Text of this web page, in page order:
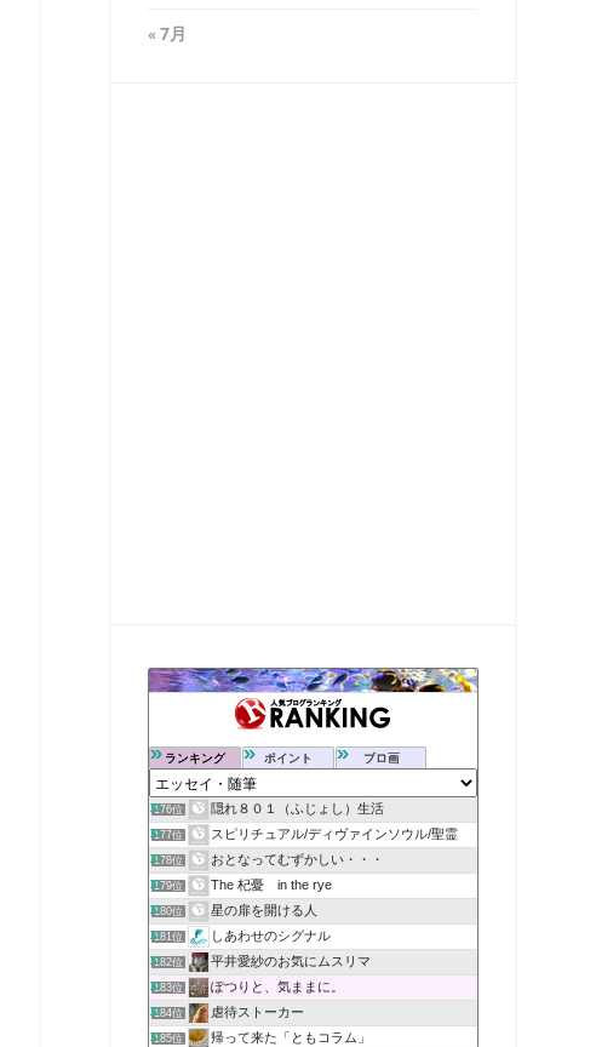
« 7月
ランキング ポイント ブロ画
176位 隠れ８０１（ふじょし）生活
177位 スピリチュアル/ディヴァインソウル/聖霊
178位 おとなってむずかしい・・・
179位 The 杞憂 in the rye
180位 星の扉を開ける人
181位 しあわせのシグナル
182位 平井愛紗のお気にムスリマ
183位 ぽつりと、気ままに。
184位 虐待ストーカー
185位 帰って来た「ともコラム」